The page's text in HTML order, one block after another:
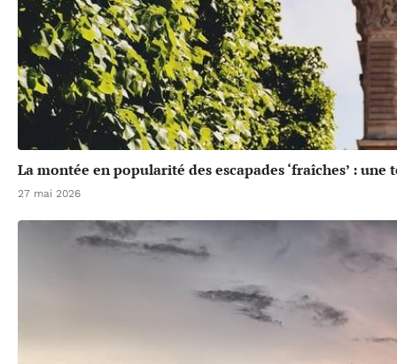
La montée en popularité des escapades ‘fraîches’ :
27 mai 2026